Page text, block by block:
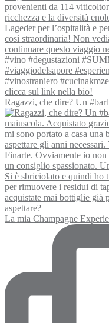
Ragazzi, che dire? Un
La mia Champagne